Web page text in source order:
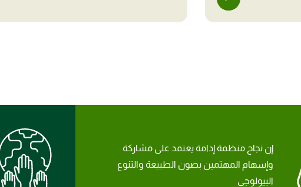
إن نجاح منظمة إدامة يعتمد على مشاركة
وإسهام المهتمين بصون الطبيعة والتنوع
البيولوجي